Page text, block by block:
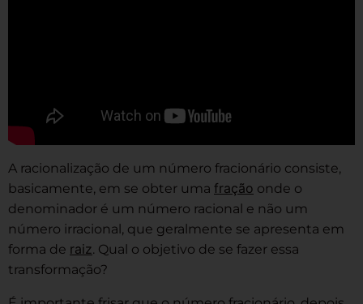
A racionalização de um número fracionário consiste,
basicamente, em se obter uma fração onde o
denominador é um número racional e não um
número irracional, que geralmente se apresenta em
forma de raiz. Qual o objetivo de se fazer essa
transformação?